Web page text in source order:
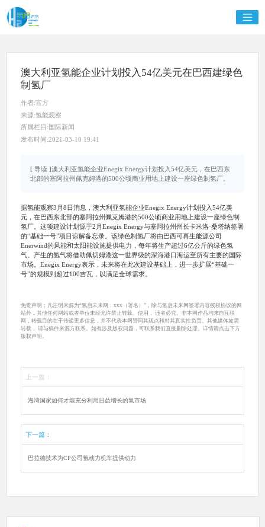
澳大利亚氢能企业计划投入54亿美元在巴西建绿色
制氢厂
作者:官方
来源:氢能观察
所属栏目:国际新闻
发布时间:2021-03-10 19:41
[ 导读 ]澳大利亚氢能企业Enegix Energy计划投入54亿美元，在巴西东
北部的塞阿拉州佩克姆港的500公顷商业用地上建设一座绿色制氢厂。
据氢能观察3月8日消息，澳大利亚氢能企业Enegix Energy计划投入54亿美
元，在巴西东北部的塞阿拉州佩克姆港的500公顷商业用地上建设一座绿色制
氢厂。这项建设计划源于2月Enegix Energy与塞阿拉州州长卡米洛·桑塔纳签署
的“基础一号”项目谅解备忘录。该绿色制氢厂将由巴西可再生能源公司
Enerwind的风能和太阳能设施提供电力，每年将生产超过6亿公斤的绿色氢
气。产生的氢气将借助佩切姆港这一世界级的深海港口海运至所有主要的国际
市场。Enegix Energy表示，未来将在此次建设基础上，进一步扩展“基础一
号”的规模到超过100吉瓦，以满足全球需求。
免责声明：凡注明来源为“氢启未来网：xxx（署名）”，除与氢启未来网签署内容授权协议的网
站外，其他任何网站或者单位未经允许禁止转载、使用， 违者必究。非本网作品均来自互联
网，转载目的在于传递更多信息，并不代表本网赞同其观点和对其真实性负责。其他媒体如需
转载， 请与稿件来源方联系。如有涉及版权问题，可联系我们直接删除处理。详情请点击下方
版权声明。
上一篇：
海湾国家如何才能充分利用日益增长的氢市场
下一篇：
巴拉德技术为CP公司氢动力机车提供动力